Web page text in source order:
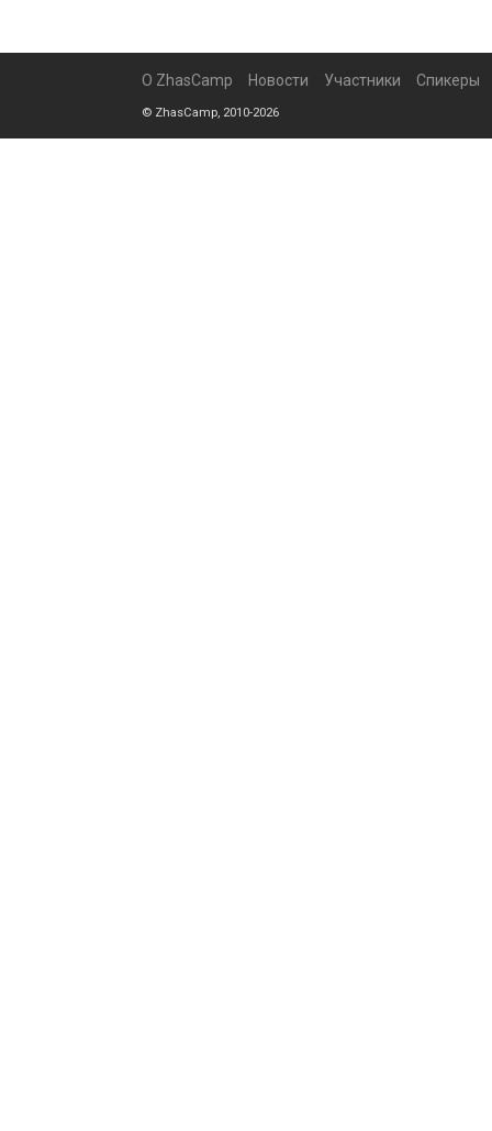
О ZhasCamp Новости Участники Спикеры
© ZhasCamp, 2010-2026